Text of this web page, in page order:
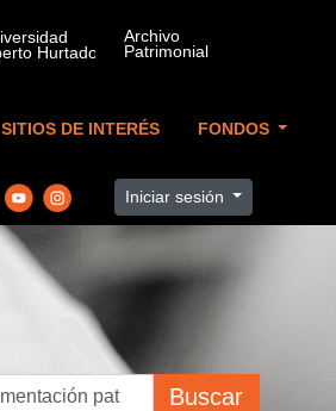
SITIOS DE INTERÉS FONDOS
Iniciar sesión
Buscar